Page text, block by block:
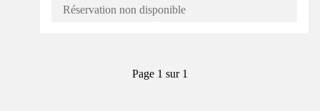
Réservation non disponible
Page 1 sur 1